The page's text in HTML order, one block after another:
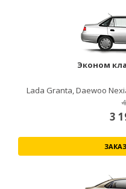
Эконом
Lada Granta, Daewoo
3